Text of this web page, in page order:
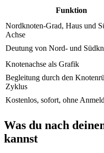
Funktion
Nordknoten-Grad, Haus und
Achse
Deutung von Nord- und
Knotenachse als Grafik
Begleitung durch den
Zyklus
Kostenlos, sofort, ohne
Was du nach
kannst